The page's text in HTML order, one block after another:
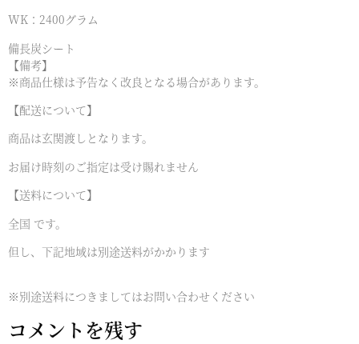
WK：2400グラム
備長炭シート
【備考】
※商品仕様は予告なく改良となる場合があります。
【配送について】
商品は玄関渡しとなります。
お届け時刻のご指定は受け賜れません
【送料について】
全国 です。
但し、下記地域は別途送料がかかります
※別途送料につきましてはお問い合わせください
コメントを残す